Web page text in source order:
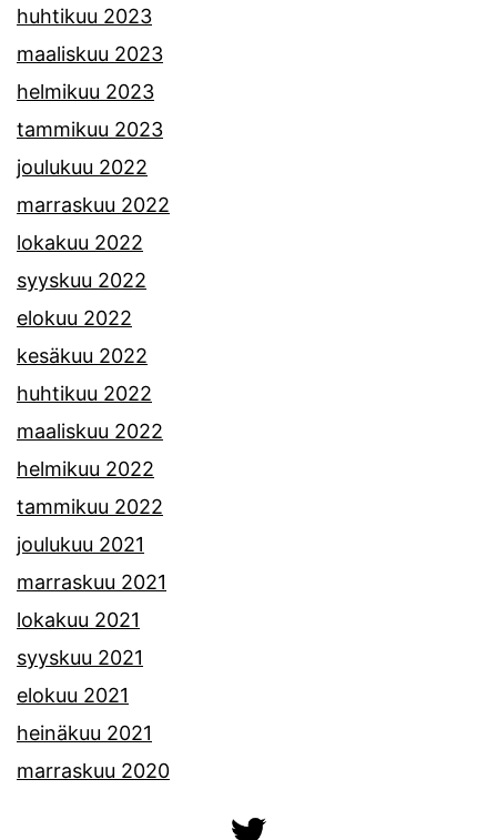
huhtikuu 2023
maaliskuu 2023
helmikuu 2023
tammikuu 2023
joulukuu 2022
marraskuu 2022
lokakuu 2022
syyskuu 2022
elokuu 2022
kesäkuu 2022
huhtikuu 2022
maaliskuu 2022
helmikuu 2022
tammikuu 2022
joulukuu 2021
marraskuu 2021
lokakuu 2021
syyskuu 2021
elokuu 2021
heinäkuu 2021
marraskuu 2020